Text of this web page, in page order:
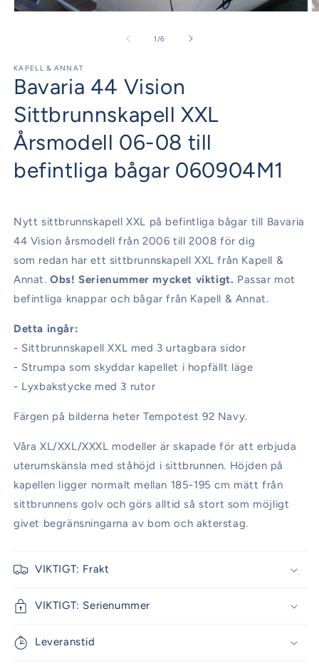
1/av
6
KAPELL & ANNAT
Bavaria 44 Vision
Sittbrunnskapell XXL
Årsmodell 06-08 till
befintliga bågar 060904M1
Nytt sittbrunnskapell XXL på befintliga bågar till Bavaria
44 Vision årsmodell från 2006 till 2008 för dig
som redan har ett sittbrunnskapell XXL från Kapell &
Annat.Obs! Serienummer mycket viktigt. Passar mot
befintliga knappar och bågar från Kapell & Annat.
Detta ingår:
- Sittbrunnskapell XXL med 3 urtagbara sidor
- Strumpa som skyddar kapellet i hopfällt läge
- Lyxbakstycke med 3 rutor
Färgen på bilderna heter Tempotest 92 Navy.
Våra XL/XXL/XXXL modeller är skapade för att erbjuda
uterumskänsla med ståhöjd i sittbrunnen. Höjden på
kapellen ligger normalt mellan 185-195 cm mätt från
sittbrunnens golv och görs alltid så stort som möjligt
givet begränsningarna av bom och akterstag.
VIKTIGT: Frakt
VIKTIGT: Serienummer
Leveranstid